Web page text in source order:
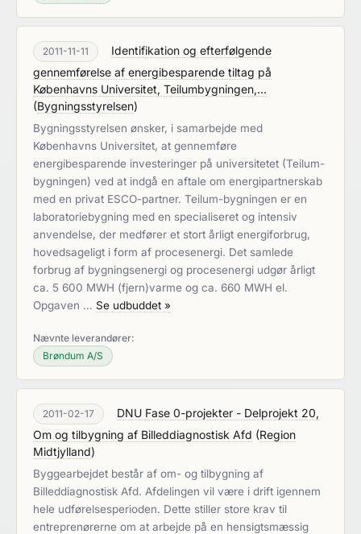
2011-11-11
Identifikation og efterfølgende
gennemførelse af energibesparende tiltag på
Københavns Universitet, Teilumbygningen,...
(Bygningsstyrelsen)
Bygningsstyrelsen ønsker, i samarbejde med
Københavns Universitet, at gennemføre
energibesparende investeringer på universitetet (Teilum-
bygningen) ved at indgå en aftale om energipartnerskab
med en privat ESCO-partner. Teilum-bygningen er en
laboratoriebygning med en specialiseret og intensiv
anvendelse, der medfører et stort årligt energiforbrug,
hovedsageligt i form af procesenergi. Det samlede
forbrug af bygningsenergi og procesenergi udgør årligt
ca. 5 600 MWH (fjern)varme og ca. 660 MWH el.
Opgaven … Se udbuddet »
Nævnte leverandører:
Brøndum A/S
2011-02-17
DNU Fase 0-projekter - Delprojekt 20,
Om og tilbygning af Billeddiagnostisk Afd (Region
Midtjylland)
Byggearbejdet består af om- og tilbygning af
Billeddiagnostisk Afd. Afdelingen vil være i drift igennem
hele udførelsesperioden. Dette stiller store krav til
entreprenørerne om at arbejde på en hensigtsmæssig